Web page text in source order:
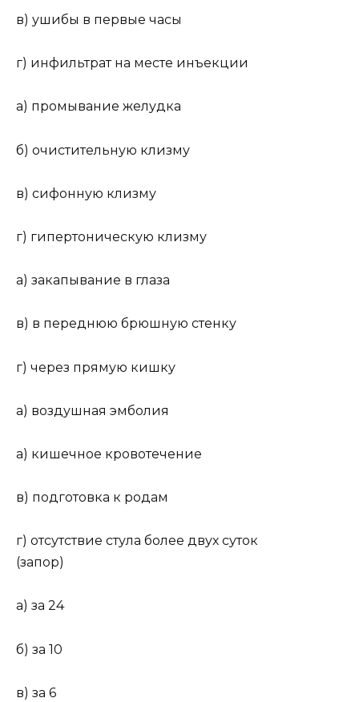
в) ушибы в первые часы
г) инфильтрат на месте инъекции
а) промывание желудка
б) очистительную клизму
в) сифонную клизму
г) гипертоническую клизму
а) закапывание в глаза
в) в переднюю брюшную стенку
г) через прямую кишку
а) воздушная эмболия
а) кишечное кровотечение
в) подготовка к родам
г) отсутствие стула более двух суток
(запор)
а) за 24
б) за 10
в) за 6